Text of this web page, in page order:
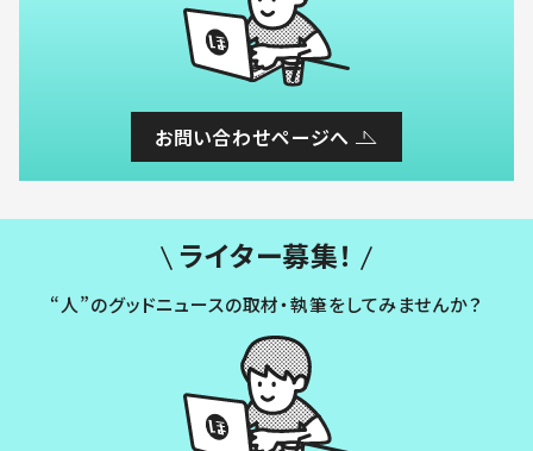
お問い合わせページへ
ライター募集！
“人”のグッドニュースの取材・執筆をしてみませんか？